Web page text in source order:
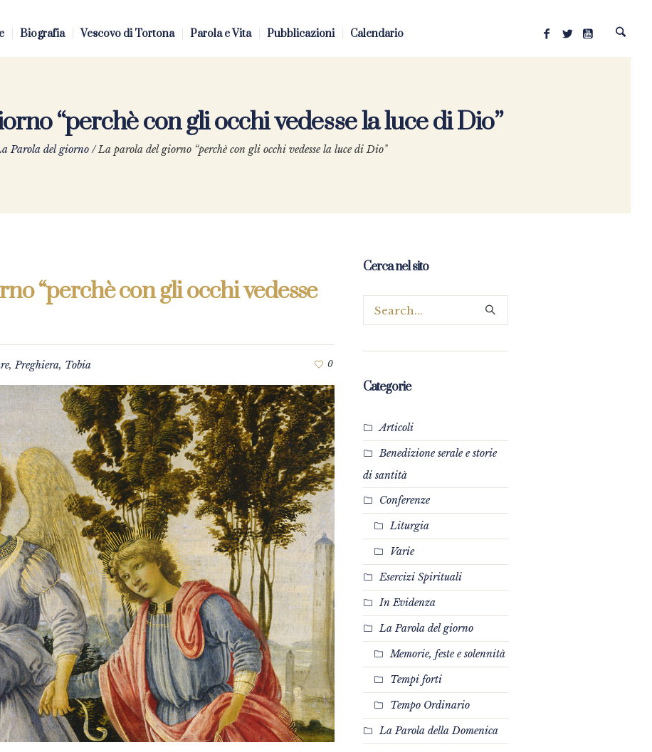
Biografia Vescovo di Tortona Parola e Vita Pubblicazioni Calendario
“perchè con gli occhi vedesse la luce di Dio”
Parola del giorno /La parola del giorno “perchè con gli occhi vedesse la luce di Dio”
“perchè con gli occhi vedesse
,Preghiera, Tobia 0
Cerca nel sito
Categorie
Articoli
Benedizione serale e storie
di santità
Conferenze
Liturgia
Varie
Esercizi Spirituali
In Evidenza
La Parola del giorno
Memorie, feste e solennità
Tempi forti
Tempo Ordinario
La Parola della Domenica